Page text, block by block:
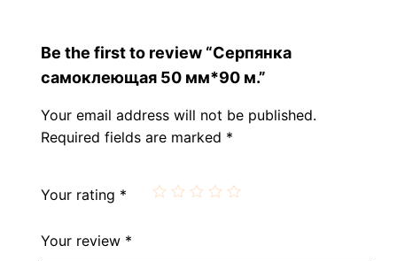
Be the first to review “Серпянка
самоклеющая 50 мм*90 м.”
Your email address will not be published.
Required fields are marked *
Your rating *
Your review *